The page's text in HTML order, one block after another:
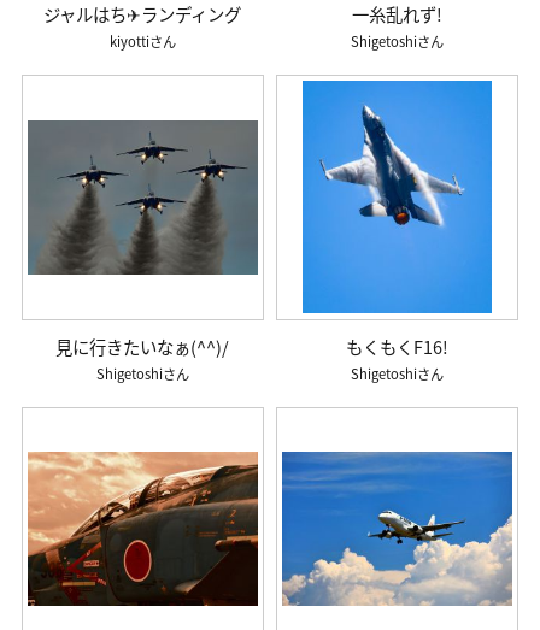
ジャルはち✈ランディング
kiyotti
一糸乱れず!
Shigetoshi
見に行きたいなぁ(^^)/
Shigetoshi
もくもくF16!
Shigetoshi